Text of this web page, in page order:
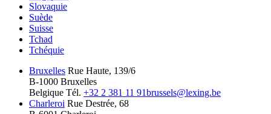
Slovaquie
Suède
Suisse
Tchad
Tchéquie
Bruxelles Rue Haute, 139/6
B-1000 Bruxelles
Belgique Tél. +32 2 381 11 91brussels@lexing.be
Charleroi Rue Destrée, 68